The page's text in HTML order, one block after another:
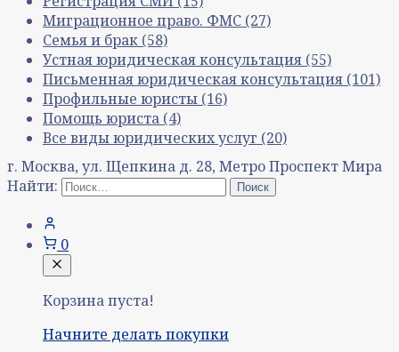
Миграционное право. ФМС (27)
Семья и брак (58)
Устная юридическая консультация (55)
Письменная юридическая консультация (101)
Профильные юристы (16)
Помощь юриста (4)
Все виды юридических услуг (20)
г. Москва, ул. Щепкина д. 28, Метро Проспект Мира
Найти:
0
Корзина пуста!
Начните делать покупки